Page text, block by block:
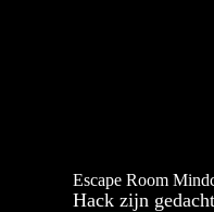
Escape Room
Hack zijn